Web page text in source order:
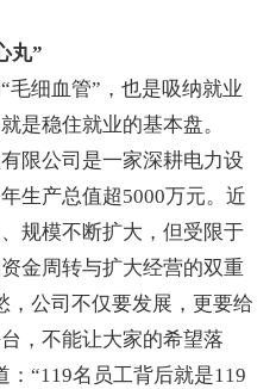
丸”
细血管”，也是吸纳就业
是稳住就业的基本盘。
公司是一家深耕电力设
生产总值超5000万元。近
规模不断扩大，但受限于
金周转与扩大经营的双重
，公司不仅要发展，更要给
，不能让大家的希望落
“119名员工背后就是119